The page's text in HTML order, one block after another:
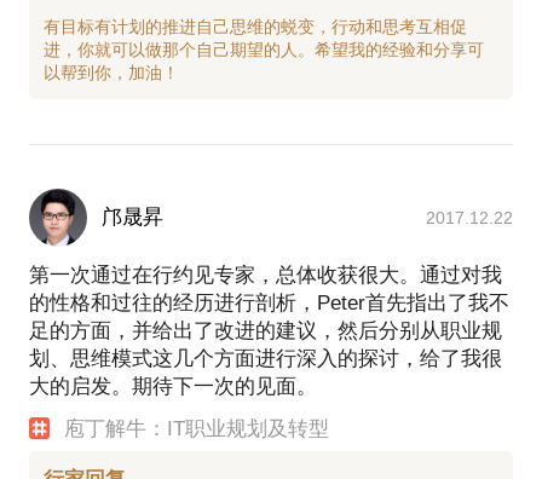
有目标有计划的推进自己思维的蜕变，行动和思考互相促
进，你就可以做那个自己期望的人。希望我的经验和分享可
邝晟昇 2017.12.22
第一次通过在行约见专家，总体收获很大。通过对我
的性格和过往的经历进行剖析，Peter首先指出了我不
足的方面，并给出了改进的建议，然后分别从职业规
划、思维模式这几个方面进行深入的探讨，给了我很
大的启发。期待下一次的见面。
庖丁解牛：IT职业规划及转型